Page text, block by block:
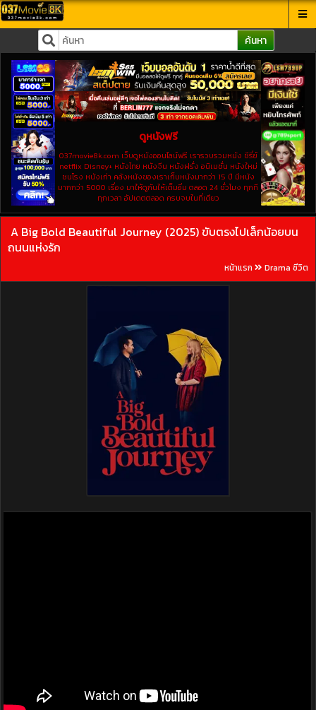
ค้นหา
ดูหนังฟรี
037movie8k.com เว็บดูหนังออนไลน์ฟรี เรารวบรวมหนัง ซีรี่ย์
netflix Disney+ หนังไทย หนังจีน หนังฝรั่ง อนิเมชั่น หนังใหม่
ชนโรง หนังเก่า คลังหนังของเราเก็บหนังมากว่า 15 ปี มีหนัง
มากกว่า 5000 เรื่อง มาให้ดูกันให้เต็มอิ่ม ตลอด 24 ชั่วโมง ทุกที
ทุกเวลา อัปเดตตลอด ครบจบในที่เดียว
A Big Bold Beautiful Journey (2025) ขับตรงไปเล็กน้อยบน
ถนนแห่งรัก
หน้าแรก Drama ชีวิต